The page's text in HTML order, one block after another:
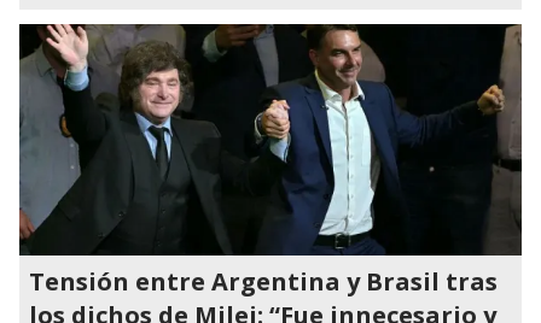
Tensión entre Argentina y Brasil tras
los dichos de Milei: “Fue innecesario y